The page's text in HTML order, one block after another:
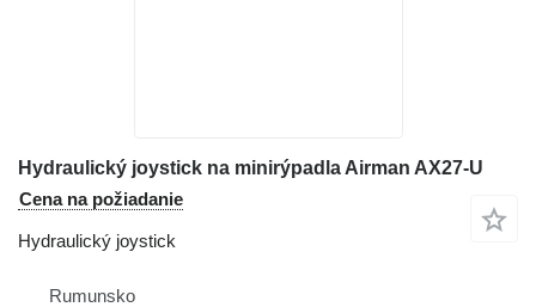
Hydraulický joystick na minirýpadla Airman AX27-U
Cena na požiadanie
Hydraulický joystick
Rumunsko